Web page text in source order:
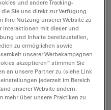
und andere Tracking-
Sie uns direkt zur Verfügung
Ihre Nutzung unserer Website zu
Interaktionen mit dieser und
und Inhalte bereitzustellen,
zu ermöglichen sowie
unserer Werbekampagnen
akzeptieren“ stimmen Sie
an unsere Partner zu (siehe Link
jederzeit im Bereich
unserer Website ändern.
mehr über unsere Praktiken zu